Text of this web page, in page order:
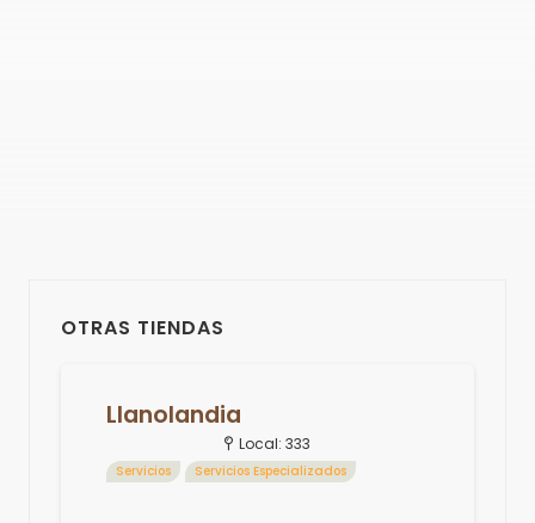
OTRAS TIENDAS
Llanolandia
Local: 333
Servicios Servicios Especializados